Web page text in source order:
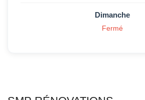
Dimanche
Fermé